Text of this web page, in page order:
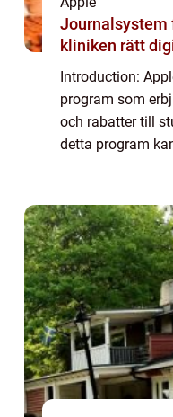
Journalsystem för
kliniken rätt
Introduction:
program som
och rabatter till
detta program